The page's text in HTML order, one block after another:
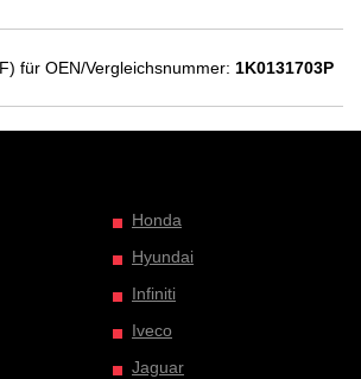
für OEN/Vergleichsnummer: 1K0131703P
Honda
Hyundai
Infiniti
Iveco
Jaguar